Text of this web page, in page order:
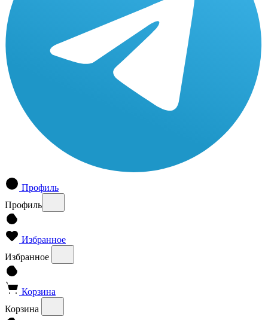
Профиль
Профиль
Избранное
Избранное
Корзина
Корзина